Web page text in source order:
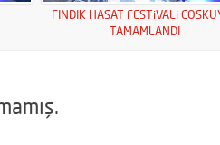
FINDIK HASAT FESTiVALi
TAMAMLANDI